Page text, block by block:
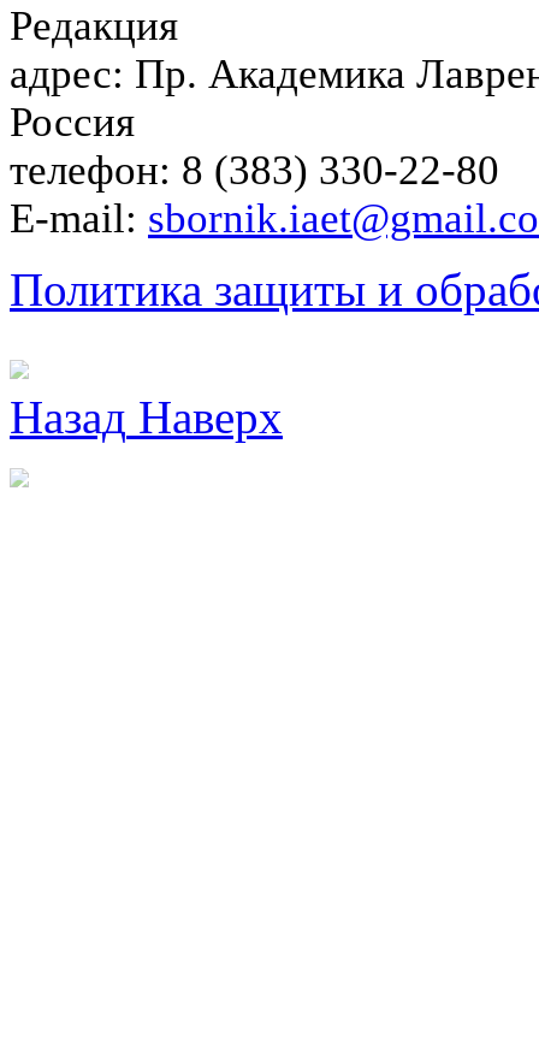
Редакция
адрес: Пр. Академика
Россия
телефон: 8 (383) 330-22-80
E-mail:
Политика защиты и
Назад Наверх